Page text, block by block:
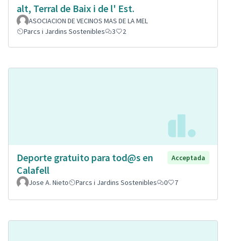
alt, Terral de Baix i de l' Est.
ASOCIACION DE VECINOS MAS DE LA MEL
Parcs i Jardins Sostenibles
3 2
Deporte gratuito para tod@s en
Calafell
Acceptada
Jose A. Nieto Parcs i Jardins Sostenibles 0 7